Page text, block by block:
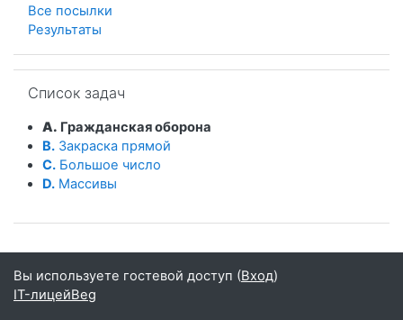
Все посылки
Результаты
Список задач
A. Гражданская оборона
B. Закраска прямой
C. Большое число
D. Массивы
Вы используете гостевой доступ (Вход)
IT-лицейBeg